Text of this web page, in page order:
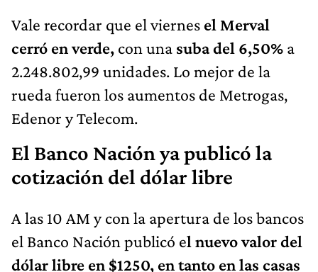
Vale recordar que el viernes el Merval
cerró en verde, con una suba del 6,50% a
2.248.802,99 unidades. Lo mejor de la
rueda fueron los aumentos de Metrogas,
Edenor y Telecom.
El Banco Nación ya publicó la
cotización del dólar libre
A las 10 AM y con la apertura de los bancos
el Banco Nación publicó el nuevo valor del
dólar libre en $1250, en tanto en las casas